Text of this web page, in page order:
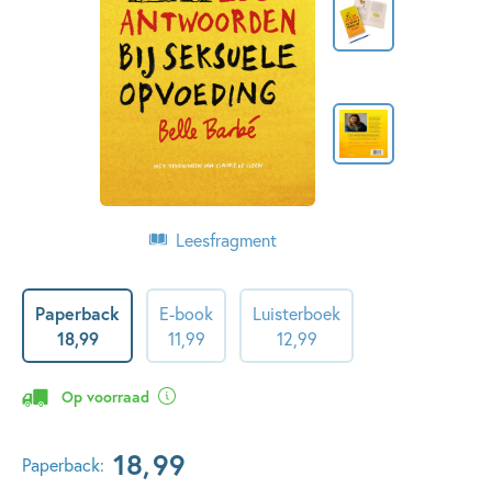
Leesfragment
Paperback
18,99
E-book
11,99
Luisterboek
12,99
Op voorraad
Paperback: 18,99